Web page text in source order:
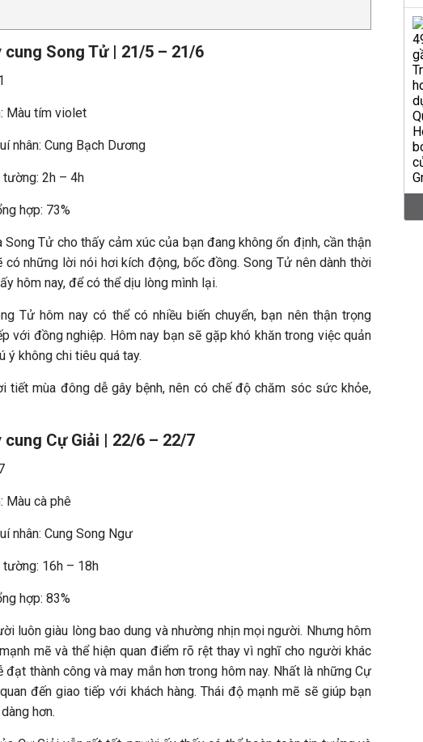
cung Song Tử | 21/5 – 21/6
Màu tím violet
nhân: Cung Bạch Dương
2h – 4h
hợp: 73%
Tử cho thấy cảm xúc của bạn đang không ổn định, cần thận
có những lời nói hơi kích động, bốc đồng. Song Tử nên dành thời
hôm nay, để có thể dịu lòng mình lại.
Tử hôm nay có thể có nhiều biến chuyển, bạn nên thận trọng
với đồng nghiệp. Hôm nay bạn sẽ gặp khó khăn trong việc quản
ý không chi tiêu quá tay.
tiết mùa đông dễ gây bệnh, nên có chế độ chăm sóc sức khỏe,
Cự Giải | 22/6 – 22/7
Màu cà phê
nhân: Cung Song Ngư
16h – 18h
hợp: 83%
luôn giàu lòng bao dung và nhường nhịn mọi người. Nhưng hôm
mẽ và thể hiện quan điểm rõ rệt thay vì nghĩ cho người khác
đạt thành công và may mắn hơn trong hôm nay. Nhất là những Cự
đến giao tiếp với khách hàng. Thái độ mạnh mẽ sẽ giúp bạn
hơn.